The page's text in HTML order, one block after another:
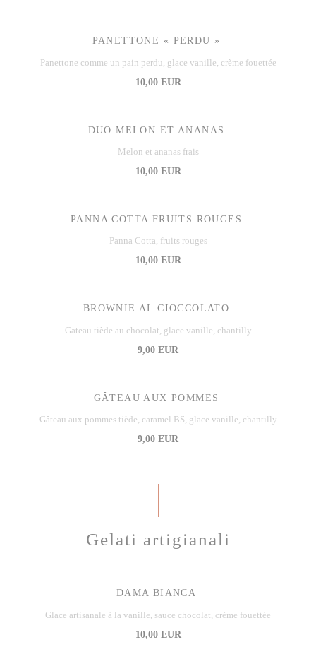
PANETTONE « PERDU »
Panettone comme un pain perdu, glace vanille, crème fouettée
10,00 EUR
DUO MELON ET ANANAS
Melon et ananas frais
10,00 EUR
PANNA COTTA FRUITS ROUGES
Panna Cotta, fruits rouges
10,00 EUR
BROWNIE AL CIOCCOLATO
Gateau tiède au chocolat, glace vanille, chantilly
9,00 EUR
GÂTEAU AUX POMMES
Gâteau aux pommes tiède, caramel BS, glace vanille, chantilly
9,00 EUR
Gelati artigianali
DAMA BIANCA
Glace artisanale à la vanille, sauce chocolat, crème fouettée
10,00 EUR